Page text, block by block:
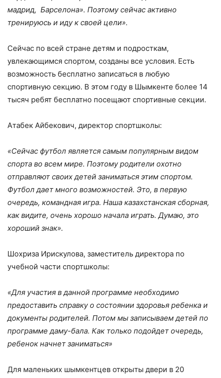
мадрид, Барселона». Поэтому сейчас активно
тренируюсь и иду к своей цели».
Сейчас по всей стране детям и подросткам,
увлекающимся спортом, созданы все условия. Есть
возможность бесплатно записаться в любую
спортивную секцию. В этом году в Шымкенте более 14
тысяч ребят бесплатно посещают спортивные секции.
Атабек Айбекович, директор спортшколы:
«Сейчас футбол является самым популярным видом
спорта во всем мире. Поэтому родители охотно
отправляют своих детей заниматься этим спортом.
Футбол дает много возможностей. Это, в первую
очередь, командная игра. Наша казахстанская сборная,
как видите, очень хорошо начала играть. Думаю, это
хороший знак».
Шохриза Ирискулова, заместитель директора по
учебной части спортшколы:
«Для участия в данной программе необходимо
предоставить справку о состоянии здоровья ребенка и
документы родителей. Потом мы записываем детей по
программе даму-бала. Как только подойдет очередь,
ребенок начнет заниматься»
Для маленьких шымкентцев открыты двери в 20